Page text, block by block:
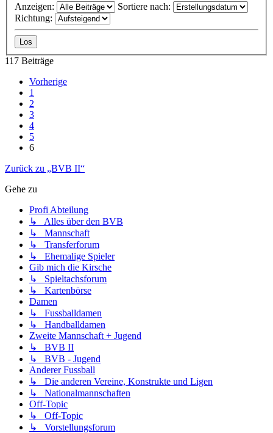
Anzeigen:
Sortiere nach:
Richtung:
117 Beiträge
Vorherige
1
2
3
4
5
6
Zurück zu „BVB II“
Gehe zu
Profi Abteilung
↳ Alles über den BVB
↳ Mannschaft
↳ Transferforum
↳ Ehemalige Spieler
Gib mich die Kirsche
↳ Spieltachsforum
↳ Kartenbörse
Damen
↳ Fussballdamen
↳ Handballdamen
Zweite Mannschaft + Jugend
↳ BVB II
↳ BVB - Jugend
Anderer Fussball
↳ Die anderen Vereine, Konstrukte und Ligen
↳ Nationalmannschaften
Off-Topic
↳ Off-Topic
↳ Vorstellungsforum